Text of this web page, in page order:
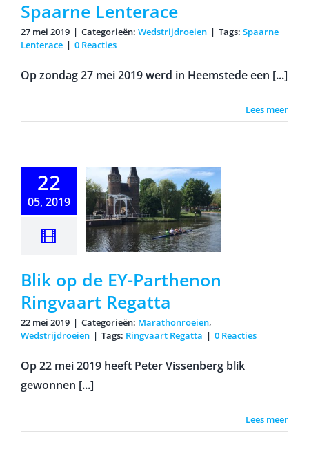
Spaarne Lenterace
27 mei 2019 | Categorieën: Wedstrijdroeien | Tags: Spaarne
Lenterace | 0 Reacties
Op zondag 27 mei 2019 werd in Heemstede een [...]
Lees meer
22
05, 2019
de EY-
Blik op de EY-Parthenon
Ringvaart Regatta
22 mei 2019 | Categorieën: Marathonroeien,
Wedstrijdroeien | Tags: Ringvaart Regatta | 0 Reacties
Op 22 mei 2019 heeft Peter Vissenberg blik
gewonnen [...]
Lees meer